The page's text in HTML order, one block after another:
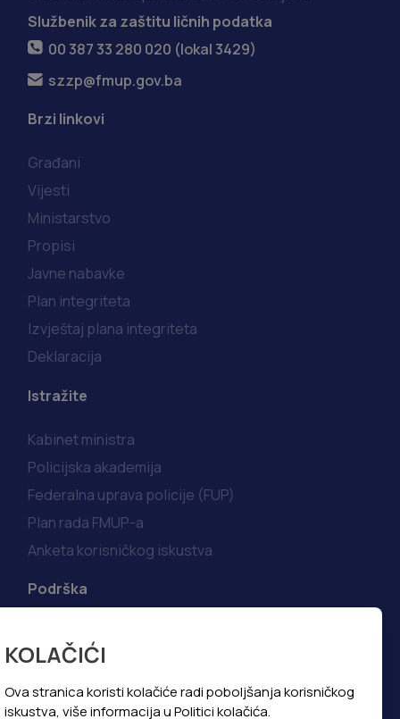
KOLAČIĆI
Ova stranica koristi kolačiće radi poboljšanja korisničkog
iskustva, više informacija u Politici kolačića.
Službenik za zaštitu ličnih podatka
00 387 33 280 020 (lokal 3429)
szzp@fmup.gov.ba
Brzi linkovi
Građani
Vijesti
Ministarstvo
Propisi
Javne nabavke
Plan integriteta
Izvještaj plana integriteta
Deklaracija
Istražite
Kabinet ministra
Policijska akademija
Federalna uprava policije (FUP)
Plan rada FMUP-a
Anketa korisničkog iskustva
Podrška
Kako do informacija
Najčešća pitanja i odgovori